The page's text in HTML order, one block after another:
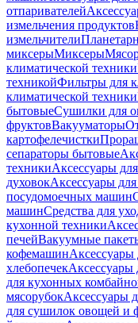
отпаривателей
измельчения продуктов
измельчители
миксерыМиксеры
климатической техники
техникойФильтры для
климатической техники
бытовыеСушилки для
фруктовВакууматоры
картофелечистки
сепараторы бытовые
техникиАксессуары
духовокАксессуары
посудомоечных машин
машинСредства для
кухонной техники
печейВакуумные
кофемашинАксессуары
хлебопечекАксессуары
для кухонных
мясорубокАксессуары
для сушилок овощей и